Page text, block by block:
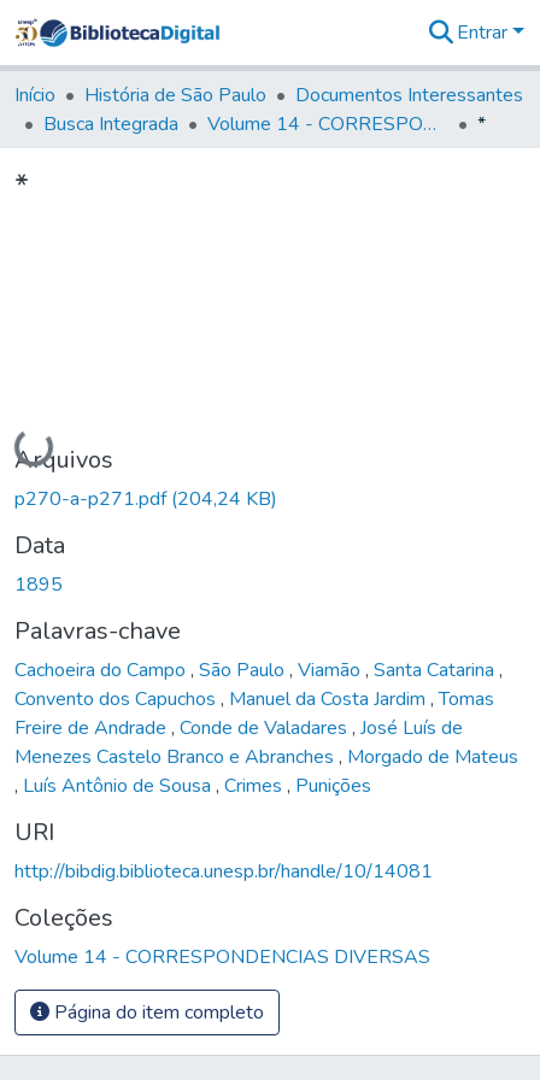
&
Coleções
Tudo na
Entrar
Início História de São Paulo
Documentos Interessantes
Busca Integrada
Volume 14 - CORRESPONDENCIAS DIVERSAS *
*
Carregando...
Arquivos
p270-a-p271.pdf(204,24 KB)
Data
1895
Palavras-chave
Cachoeira do Campo , São Paulo , Viamão , Santa Catarina ,
Convento dos Capuchos , Manuel da Costa Jardim ,Tomas
Freire de Andrade , Conde de Valadares , José Luís de
Menezes Castelo Branco e Abranches , Morgado de Mateus
, Luís Antônio de Sousa , Crimes , Punições
URI
http://bibdig.biblioteca.unesp.br/handle/10/14081
Coleções
Volume 14 - CORRESPONDENCIAS DIVERSAS
Página do item completo